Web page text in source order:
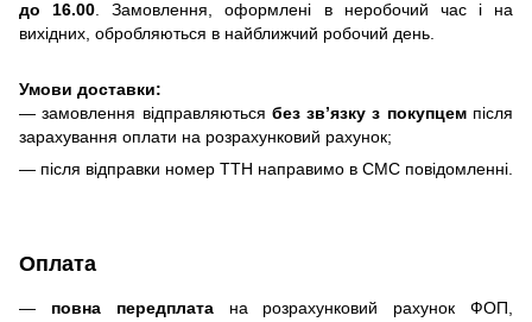
до 16.00. Замовлення, оформлені в неробочий час і на
вихідних, обробляються в найближчий робочий день.
Умови доставки:
— замовлення відправляються без зв’язку з покупцемпісля
зарахування оплати на розрахунковий рахунок;
— після відправки номер ТТН направимо в СМС повідомленні.
Оплата
— повна передплатана розрахунковий рахунок ФОП,